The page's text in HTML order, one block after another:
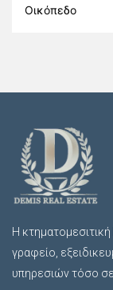
Οικόπεδο
Η κτηματομεσιτική
γραφείο,
υπηρεσιών τόσο